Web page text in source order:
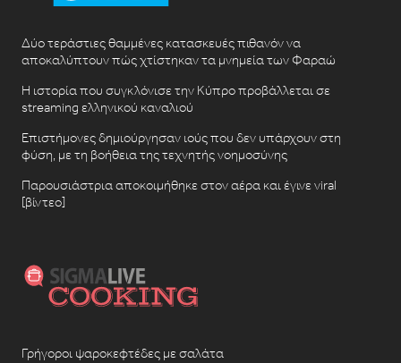
Δύο τεράστιες θαμμένες κατασκευές πιθανόν να
αποκαλύπτουν πώς χτίστηκαν τα μνημεία των Φαραώ
Η ιστορία που συγκλόνισε την Κύπρο προβάλλεται σε
streaming ελληνικού καναλιού
Επιστήμονες δημιούργησαν ιούς που δεν υπάρχουν στη
φύση, με τη βοήθεια της τεχνητής νοημοσύνης
Παρουσιάστρια αποκοιμήθηκε στον αέρα και έγινε viral
[βίντεο]
Γρήγοροι ψαροκεφτέδες με σαλάτα